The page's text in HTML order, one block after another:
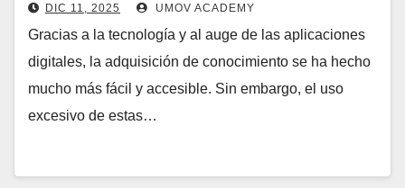
DIC 11, 2025 UMOV ACADEMY
Gracias a la tecnología y al auge de las aplicaciones
digitales, la adquisición de conocimiento se ha hecho
mucho más fácil y accesible. Sin embargo, el uso
excesivo de estas…